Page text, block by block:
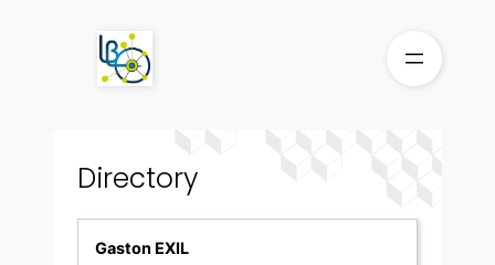
Directory
Gaston EXIL